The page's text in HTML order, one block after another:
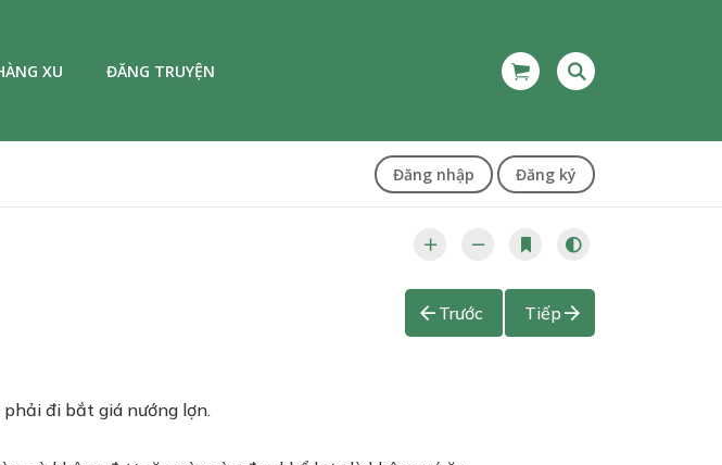
XU ĐĂNG TRUYỆN
Đăng nhập Đăng ký
Trước Tiếp
phải đi bắt giá nướng lợn.